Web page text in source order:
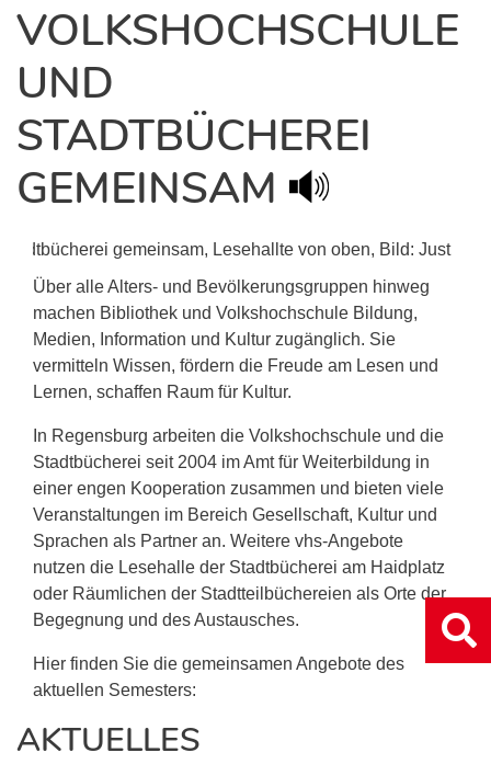
VOLKSHOCHSCHULE
UND
STADTBÜCHEREI
GEMEINSAM
Über alle Alters- und Bevölkerungsgruppen hinweg
machen Bibliothek und Volkshochschule Bildung,
Medien, Information und Kultur zugänglich. Sie
vermitteln Wissen, fördern die Freude am Lesen und
Lernen, schaffen Raum für Kultur.
In Regensburg arbeiten die Volkshochschule und die
Stadtbücherei seit 2004 im Amt für Weiterbildung in
einer engen Kooperation zusammen und bieten viele
Veranstaltungen im Bereich Gesellschaft, Kultur und
Sprachen als Partner an. Weitere vhs-Angebote
nutzen die Lesehalle der Stadtbücherei am Haidplatz
oder Räumlichen der Stadtteilbüchereien als Orte der
Begegnung und des Austausches.
Hier finden Sie die gemeinsamen Angebote des
aktuellen Semesters:
AKTUELLES